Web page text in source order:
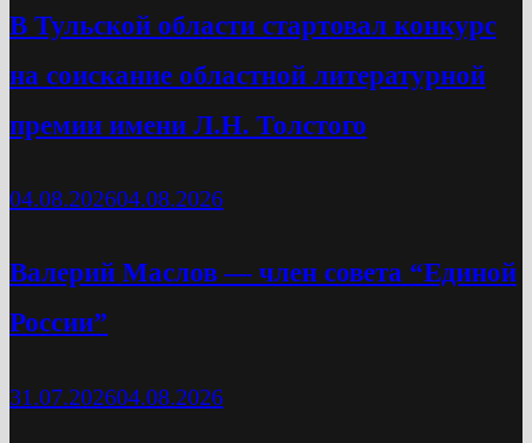
В Тульской области стартовал конкурс
на соискание областной литературной
премии имени Л.Н. Толстого
04.08.202604.08.2026
Валерий Маслов — член совета “Единой
России”
31.07.202604.08.2026